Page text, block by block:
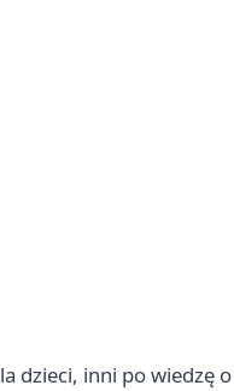
dzieci, inni po wiedzę o